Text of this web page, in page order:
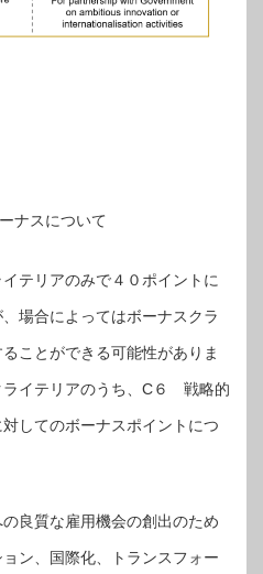
ナスについて
テリアのみで４０ポイントに
場合によってはボーナスクラ
ことができる可能性がありま
ライテリアのうち、C６ 戦略的
してのボーナスポイントにつ
良質な雇用機会の創出のため
ン、国際化、トランスフォー